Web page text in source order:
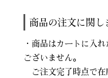
商品の注文に関し
・商品はカートに入
ございません。
ご注文完了時点で在